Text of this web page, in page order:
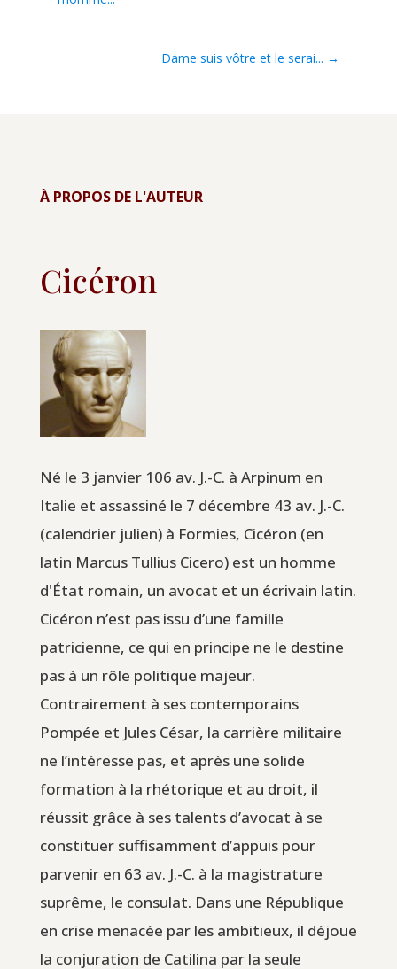
Dame suis vôtre et le serai... →
À PROPOS DE L'AUTEUR
Cicéron
Né le 3 janvier 106 av. J.-C. à Arpinum en
Italie et assassiné le 7 décembre 43 av. J.-C.
(calendrier julien) à Formies, Cicéron (en
latin Marcus Tullius Cicero) est un homme
d'État romain, un avocat et un écrivain latin.
Cicéron n’est pas issu d’une famille
patricienne, ce qui en principe ne le destine
pas à un rôle politique majeur.
Contrairement à ses contemporains
Pompée et Jules César, la carrière militaire
ne l’intéresse pas, et après une solide
formation à la rhétorique et au droit, il
réussit grâce à ses talents d’avocat à se
constituer suffisamment d’appuis pour
parvenir en 63 av. J.-C. à la magistrature
suprême, le consulat. Dans une République
en crise menacée par les ambitieux, il déjoue
la conjuration de Catilina par la seule